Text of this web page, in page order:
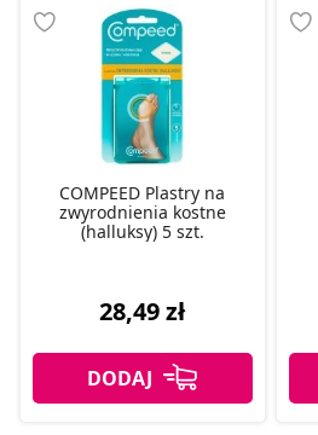
COMPEED Plastry na
zwyrodnienia kostne
(halluksy) 5 szt.
28,49 zł